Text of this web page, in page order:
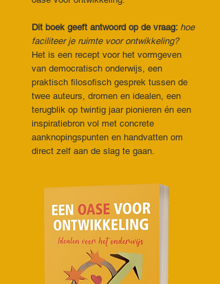
Dit boek geeft antwoord op de vraag: hoe
faciliteer je ruimte voor ontwikkeling?
Het is een recept voor het vormgeven
van democratisch onderwijs, een
praktisch filosofisch gesprek tussen de
twee auteurs, dromen en idealen, een
terugblik op twintig jaar pionieren én een
inspiratiebron vol met concrete
aanknopingspunten en handvatten om
direct zelf aan de slag te gaan.